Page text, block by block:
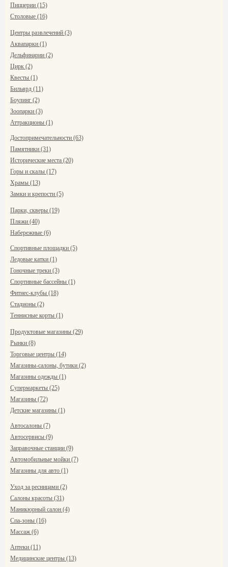
Пиццерии (15)
Столовые (16)
Центры развлечений (3)
Аквапарки (1)
Дельфинарии (2)
Цирк (2)
Квесты (1)
Бильярд (11)
Боулинг (2)
Зоопарки (3)
Аттракционы (1)
Достопримечательности (63)
Памятники (31)
Исторические места (20)
Горы и скалы (17)
Храмы (13)
Замки и крепости (5)
Парки, скверы (19)
Пляжи (40)
Набережные (6)
Спортивные площадки (5)
Ледовые катки (1)
Гоночные треки (3)
Спортивные бассейны (1)
Фитнес-клубы (18)
Стадионы (2)
Теннисные корты (1)
Продуктовые магазины (29)
Рынки (8)
Торговые центры (14)
Магазины-салоны, бутики (2)
Магазины одежды (1)
Супермаркеты (25)
Магазины (72)
Детские магазины (1)
Автосалоны (7)
Автосервисы (9)
Заправочные станции (9)
Автомобильные мойки (7)
Магазины для авто (1)
Уход за ресницами (2)
Салоны красоты (31)
Маникюрный салон (4)
Спа-зоны (16)
Массаж (6)
Аптеки (11)
Медицинские центры (13)